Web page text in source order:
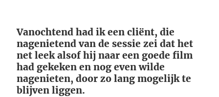
Vanochtend had ik een cliënt, die
nagenietend van de sessie zei dat het
net leek alsof hij naar een goede film
had gekeken en nog even wilde
nagenieten, door zo lang mogelijk te
blijven liggen.